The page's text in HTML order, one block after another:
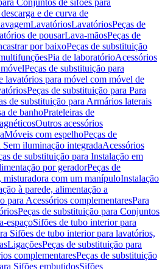
Conjuntos de sifões para
e de curva de
LavatóriosLavatóriosPeças de
de pousarLava-mãosPeças de
por baixoPeças de substituição
Pia de laboratórioAcessórios
Peças de substituição para
lavatórios para móvel com móvel de
Peças de substituição para Para
de substituição para Armários laterais
de banhoPrateleiras de
Outros acessórios
Móveis com espelhoPeças de
Sem iluminação integradaAcessórios
de substituição para Instalação em
por geradorPeças de
misturadora com um manípuloInstalação
à parede, alimentação a
para Acessórios complementaresPara
Peças de substituição para Conjuntos
espaçoSifões de tubo interior para
Sifões de tubo interior para lavatórios,
LigaçõesPeças de substituição para
complementaresPeças de substituição
Sifões embutidosSifões